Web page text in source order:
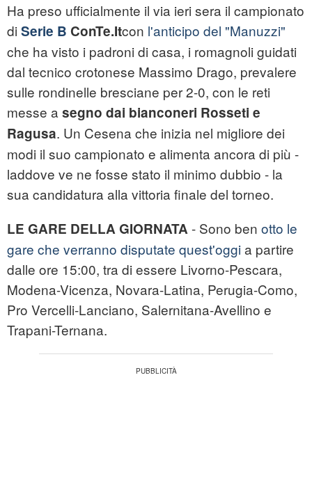
Ha preso ufficialmente il via ieri sera il campionato
di Serie B ConTe.Itcon l'anticipo del "Manuzzi"
che ha visto i padroni di casa, i romagnoli guidati
dal tecnico crotonese Massimo Drago, prevalere
sulle rondinelle bresciane per 2-0, con le reti
messe a segno dai bianconeri Rosseti e
Ragusa. Un Cesena che inizia nel migliore dei
modi il suo campionato e alimenta ancora di più -
laddove ve ne fosse stato il minimo dubbio - la
sua candidatura alla vittoria finale del torneo.
LE GARE DELLA GIORNATA- Sono ben otto le
gare che verranno disputate quest'oggia partire
dalle ore 15:00, tra di essere Livorno-Pescara,
Modena-Vicenza, Novara-Latina, Perugia-Como,
Pro Vercelli-Lanciano, Salernitana-Avellino e
Trapani-Ternana.